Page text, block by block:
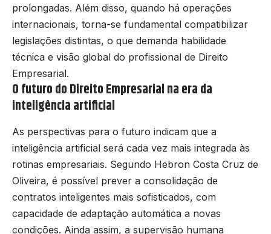
prolongadas. Além disso, quando há operações
internacionais, torna-se fundamental compatibilizar
legislações distintas, o que demanda habilidade
técnica e visão global do profissional de Direito
Empresarial.
O futuro do Direito Empresarial na era da
inteligência artificial
As perspectivas para o futuro indicam que a
inteligência artificial será cada vez mais integrada às
rotinas empresariais. Segundo Hebron Costa Cruz de
Oliveira, é possível prever a consolidação de
contratos inteligentes mais sofisticados, com
capacidade de adaptação automática a novas
condições. Ainda assim, a supervisão humana